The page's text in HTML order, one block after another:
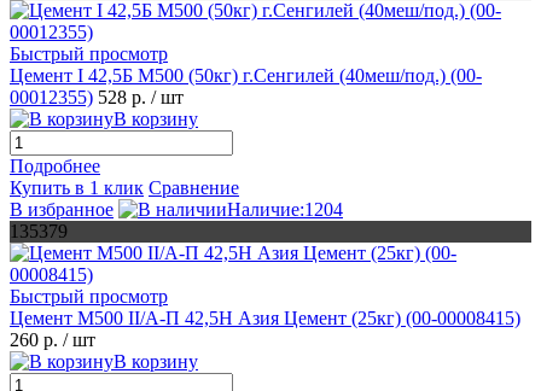
Быстрый просмотр
Цемент I 42,5Б М500 (50кг) г.Сенгилей (40меш/под.) (00-
00012355) 528 р. / шт
В корзину
Подробнее
Купить в 1 клик Сравнение
В избранное
Наличие:1204
135379
Быстрый просмотр
Цемент М500 II/А-П 42,5Н Азия Цемент (25кг) (00-00008415)
260 р. / шт
В корзину